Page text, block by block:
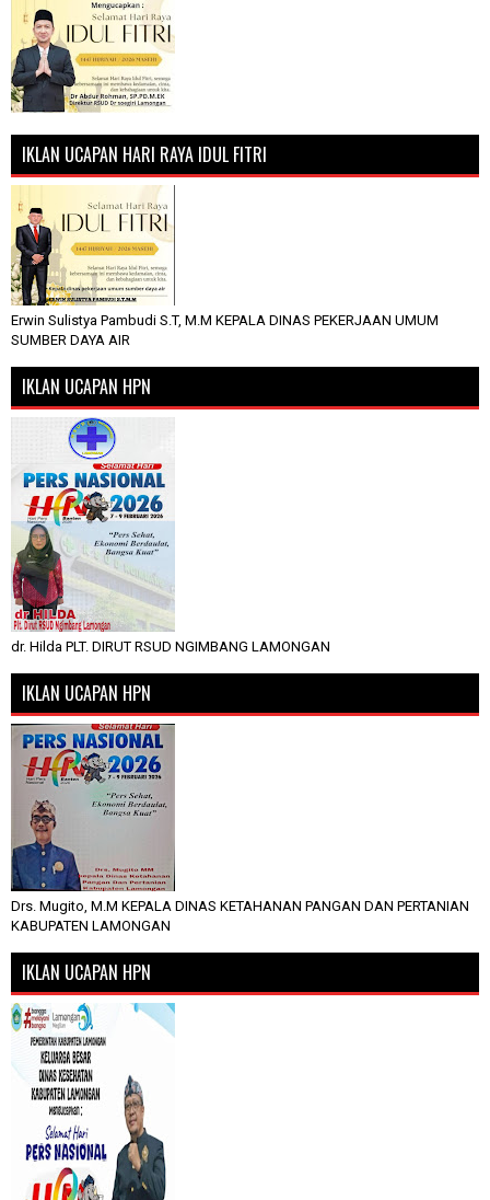
IKLAN UCAPAN HARI RAYA IDUL FITRI
Erwin Sulistya Pambudi S.T, M.M KEPALA DINAS PEKERJAAN UMUM
SUMBER DAYA AIR
IKLAN UCAPAN HPN
dr. Hilda PLT. DIRUT RSUD NGIMBANG LAMONGAN
IKLAN UCAPAN HPN
Drs. Mugito, M.M KEPALA DINAS KETAHANAN PANGAN DAN PERTANIAN
KABUPATEN LAMONGAN
IKLAN UCAPAN HPN